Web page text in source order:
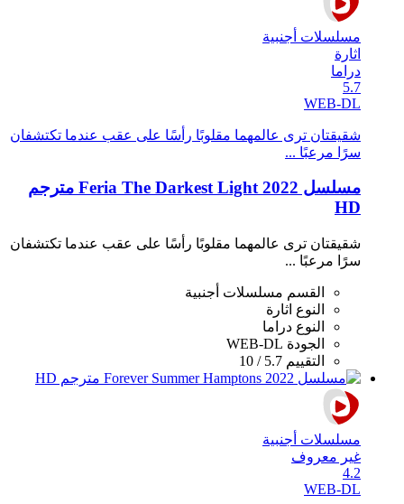
مسلسلات أجنبية
اثارة
دراما
5.7
WEB-DL
شقيقتان ترى عالمهما مقلوبًا رأسًا على عقب عندما تكتشفان
سرًا مرعبًا ...
مسلسل Feria The Darkest Light 2022 مترجم
HD
شقيقتان ترى عالمهما مقلوبًا رأسًا على عقب عندما تكتشفان
سرًا مرعبًا ...
القسم مسلسلات أجنبية
النوع اثارة
النوع دراما
الجودة WEB-DL
التقييم 5.7 / 10
مسلسلات أجنبية
غير معروف
4.2
WEB-DL